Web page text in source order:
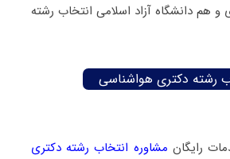
هم دانشگاه آزاد اسلامی انتخاب رشته
رشته دکتری هواشناسی
رایگان مشاوره انتخاب رشته دکتری